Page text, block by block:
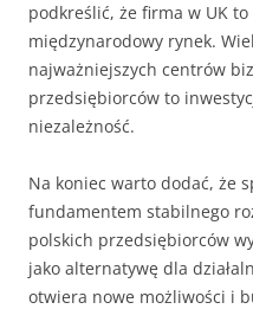
podkreślić, że firma w UK
międzynarodowy rynek.
najważniejszych centrów
przedsiębiorców to
niezależność.
Na koniec warto dodać, że
fundamentem stabilnego
polskich przedsiębiorców
jako alternatywę dla
otwiera nowe możliwości i